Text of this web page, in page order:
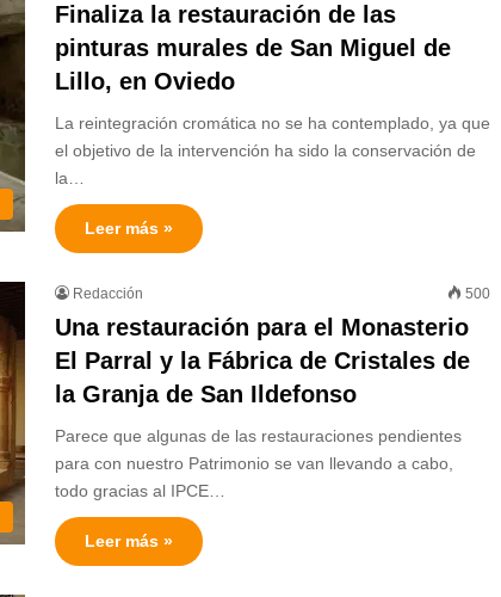
Finaliza la restauración de las
pinturas murales de San Miguel de
Lillo, en Oviedo
La reintegración cromática no se ha contemplado, ya que
el objetivo de la intervención ha sido la conservación de
la…
Leer más »
Redacción 500
Una restauración para el Monasterio
El Parral y la Fábrica de Cristales de
la Granja de San Ildefonso
Parece que algunas de las restauraciones pendientes
para con nuestro Patrimonio se van llevando a cabo,
todo gracias al IPCE…
Leer más »